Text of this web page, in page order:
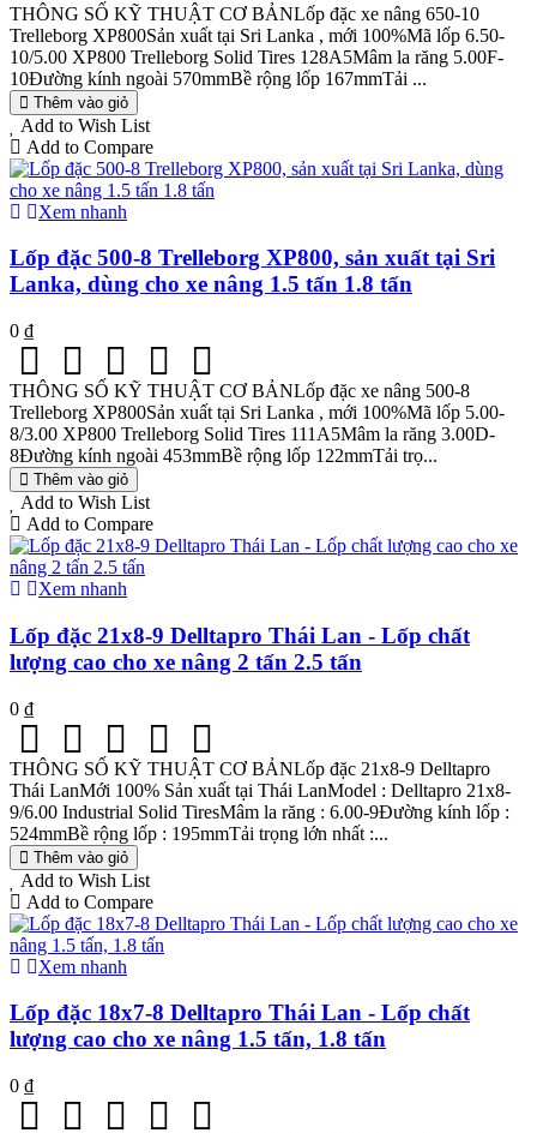
THÔNG SỐ KỸ THUẬT CƠ BẢNLốp đặc xe nâng 650-10
Trelleborg XP800Sản xuất tại Sri Lanka , mới 100%Mã lốp 6.50-
10/5.00 XP800 Trelleborg Solid Tires 128A5Mâm la răng 5.00F-
10Đường kính ngoài 570mmBề rộng lốp 167mmTải ...
Thêm vào giỏ
Add to Wish List
Add to Compare
Xem nhanh
Lốp đặc 500-8 Trelleborg XP800, sản xuất tại Sri
Lanka, dùng cho xe nâng 1.5 tấn 1.8 tấn
0 ₫
THÔNG SỐ KỸ THUẬT CƠ BẢNLốp đặc xe nâng 500-8
Trelleborg XP800Sản xuất tại Sri Lanka , mới 100%Mã lốp 5.00-
8/3.00 XP800 Trelleborg Solid Tires 111A5Mâm la răng 3.00D-
8Đường kính ngoài 453mmBề rộng lốp 122mmTải trọ...
Thêm vào giỏ
Add to Wish List
Add to Compare
Xem nhanh
Lốp đặc 21x8-9 Delltapro Thái Lan - Lốp chất
lượng cao cho xe nâng 2 tấn 2.5 tấn
0 ₫
THÔNG SỐ KỸ THUẬT CƠ BẢNLốp đặc 21x8-9 Delltapro
Thái LanMới 100% Sản xuất tại Thái LanModel : Delltapro 21x8-
9/6.00 Industrial Solid TiresMâm la răng : 6.00-9Đường kính lốp :
524mmBề rộng lốp : 195mmTải trọng lớn nhất :...
Thêm vào giỏ
Add to Wish List
Add to Compare
Xem nhanh
Lốp đặc 18x7-8 Delltapro Thái Lan - Lốp chất
lượng cao cho xe nâng 1.5 tấn, 1.8 tấn
0 ₫